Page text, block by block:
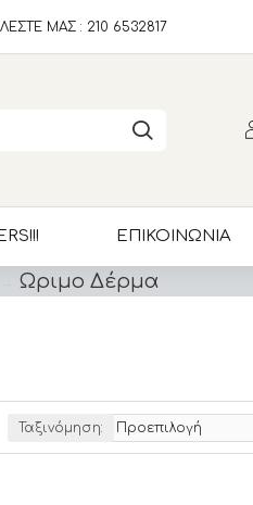
ΜΑΣ : 210 6532817
ΕΠΙΚΟΙΝΩΝΙΑ
Ωριμο Δέρμα
Ταξινόμηση: